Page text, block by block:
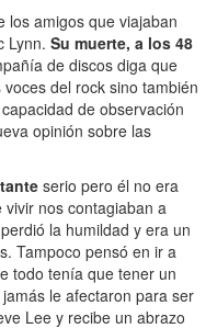
los amigos que viajaban
Lynn. Su muerte, a los 48
de discos diga que
del rock sino también
de observación
opinión sobre las
serio pero él no era
nos contagiaban a
la humildad y era un
Tampoco pensó en ir a
todo tenía que tener un
le afectaron para ser
Lee y recibe un abrazo